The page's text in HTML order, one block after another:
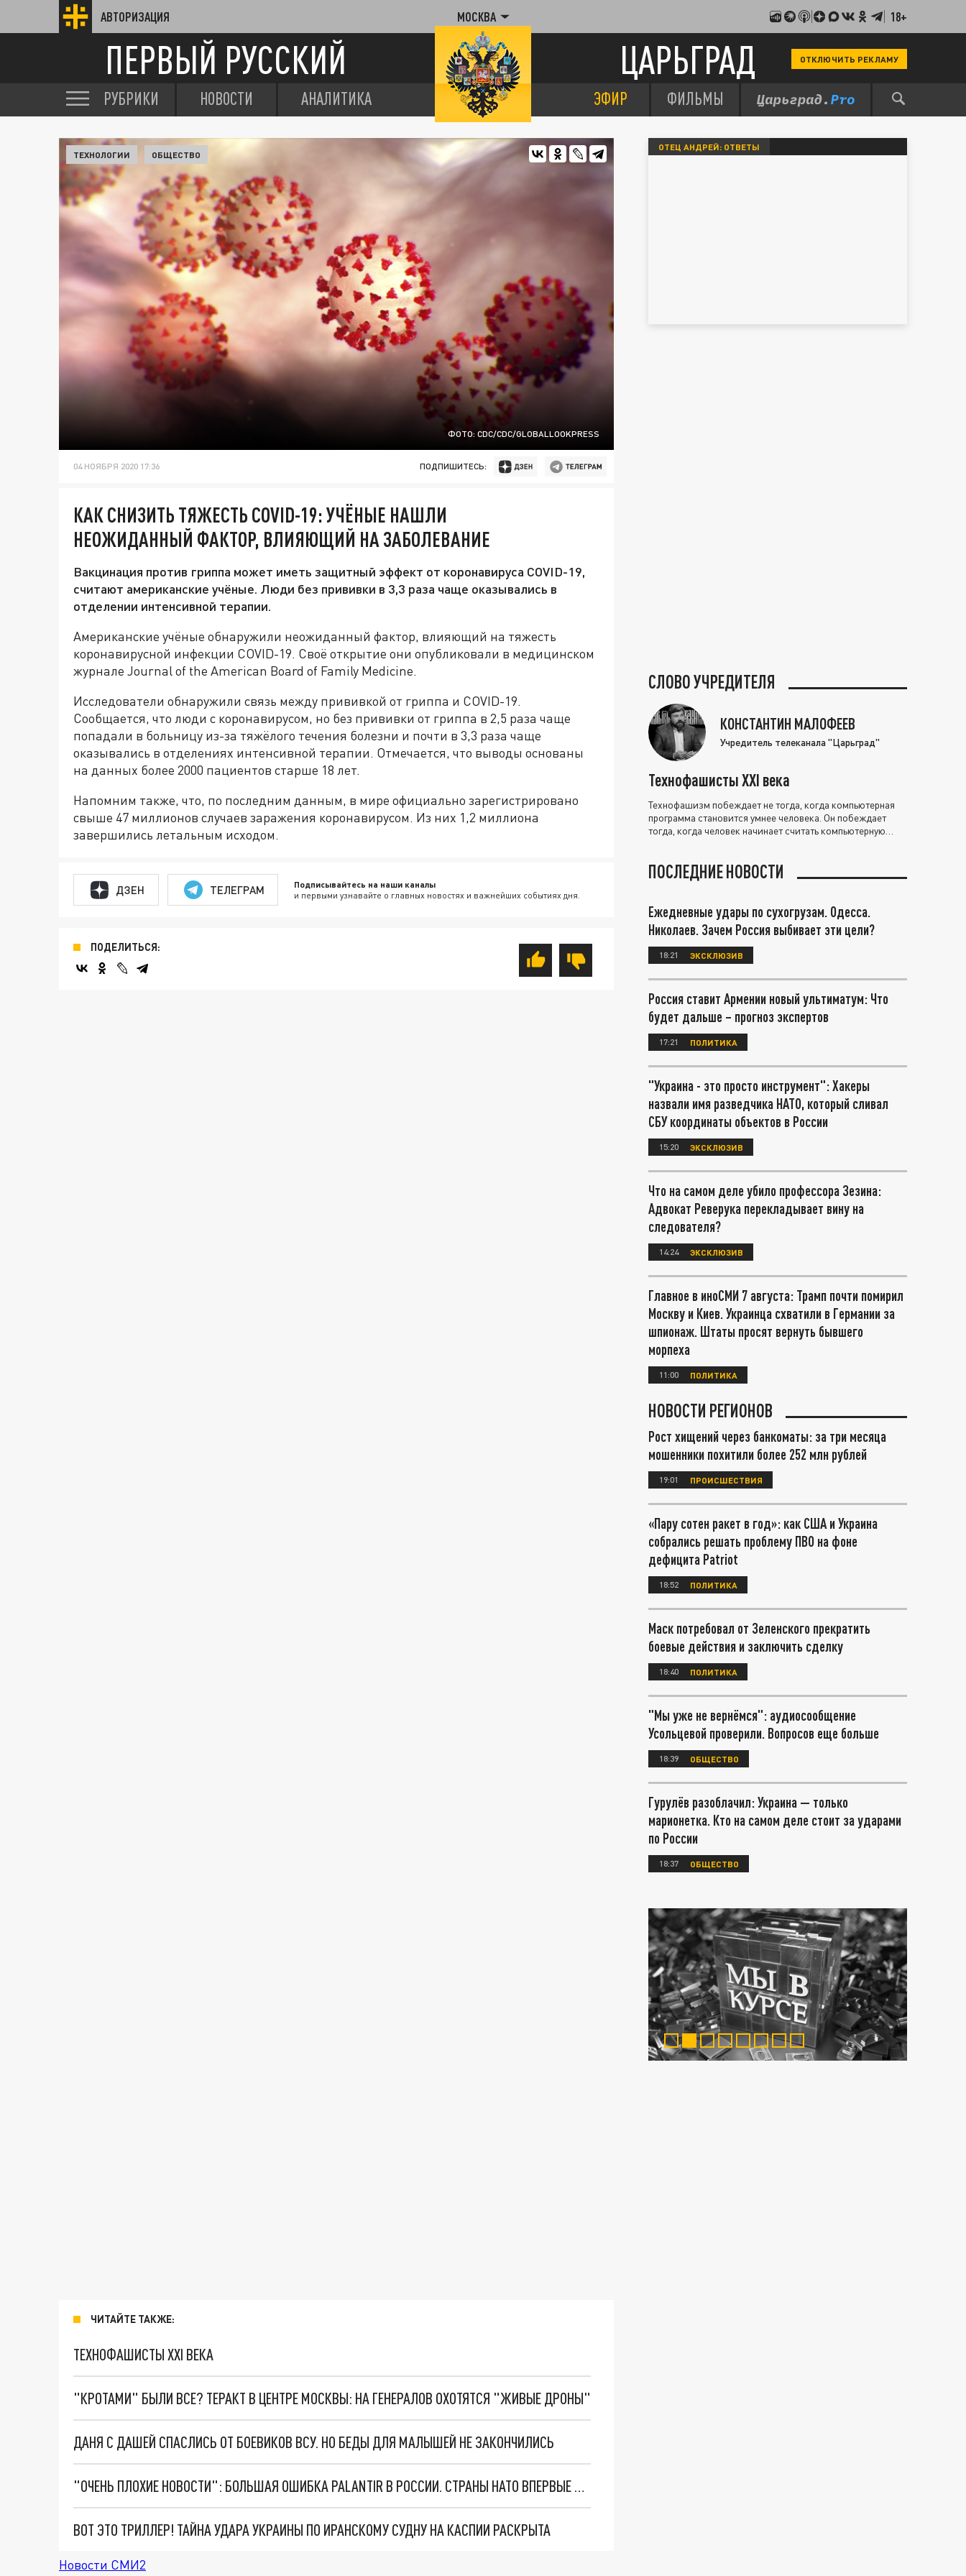
АВТОРИЗАЦИЯ МОСКВА 18+
ПЕРВЫЙ РУССКИЙ ЦАРЬГРАД ОТКЛЮЧИТЬ РЕКЛАМУ
РУБРИКИ НОВОСТИ АНАЛИТИКА ЭФИР ФИЛЬМЫ
ФОТО: CDC/CDC/GLOBALLOOKPRESS
ТЕХНОЛОГИИ ОБЩЕСТВО
04 НОЯБРЯ 2020 17:36 ПОДПИШИТЕСЬ:
КАК СНИЗИТЬ ТЯЖЕСТЬ COVID-19: УЧЁНЫЕ НАШЛИ
НЕОЖИДАННЫЙ ФАКТОР, ВЛИЯЮЩИЙ НА ЗАБОЛЕВАНИЕ
Вакцинация против гриппа может иметь защитный эффект от коронавируса COVID-19,
считают американские учёные. Люди без прививки в 3,3 раза чаще оказывались в
отделении интенсивной терапии.
Американские учёные обнаружили неожиданный фактор, влияющий на тяжесть
коронавирусной инфекции COVID-19. Своё открытие они опубликовали в медицинском
журнале Journal of the American Board of Family Medicine.
Исследователи обнаружили связь между прививкой от гриппа и COVID-19.
Сообщается, что люди с коронавирусом, но без прививки от гриппа в 2,5 раза чаще
попадали в больницу из-за тяжёлого течения болезни и почти в 3,3 раза чаще
оказывались в отделениях интенсивной терапии. Отмечается, что выводы основаны
на данных более 2000 пациентов старше 18 лет.
Напомним также, что, по последним данным, в мире официально зарегистрировано
свыше 47 миллионов случаев заражения коронавирусом. Из них 1,2 миллиона
завершились летальным исходом.
ДЗЕН ТЕЛЕГРАМ Подписывайтесь на наши каналы
и первыми узнавайте о главных новостях и важнейших событиях дня.
ПОДЕЛИТЬСЯ:
ЧИТАЙТЕ ТАКЖЕ:
ТЕХНОФАШИСТЫ XXI ВЕКА
"КРОТАМИ" БЫЛИ ВСЕ? ТЕРАКТ В ЦЕНТРЕ МОСКВЫ: НА ГЕНЕРАЛОВ ОХОТЯТСЯ "ЖИВЫЕ ДРОНЫ"
ДАНЯ С ДАШЕЙ СПАСЛИСЬ ОТ БОЕВИКОВ ВСУ. НО БЕДЫ ДЛЯ МАЛЫШЕЙ НЕ ЗАКОНЧИЛИСЬ
"ОЧЕНЬ ПЛОХИЕ НОВОСТИ": БОЛЬШАЯ ОШИБКА PALANTIR В РОССИИ. СТРАНЫ НАТО ВПЕРВЫЕ ЗА СВО ОСТАНОВИЛИ ПОСТАВКИ ОРУЖИЯ. ВСУ ТЕРЯЮТ ПРИГРАНИЧЬЕ?
ВОТ ЭТО ТРИЛЛЕР! ТАЙНА УДАРА УКРАИНЫ ПО ИРАНСКОМУ СУДНУ НА КАСПИИ РАСКРЫТА
Новости СМИ2
ОТЕЦ АНДРЕЙ: ОТВЕТЫ
СЛОВО УЧРЕДИТЕЛЯ
КОНСТАНТИН МАЛОФЕЕВ
Учредитель телеканала "Царьград"
Технофашисты XXI века
Технофашизм побеждает не тогда, когда компьютерная
программа становится умнее человека. Он побеждает
тогда, когда человек начинает считать компьютерную
ПОСЛЕДНИЕ НОВОСТИ
Ежедневные удары по сухогрузам. Одесса.
Николаев. Зачем Россия выбивает эти цели?
18:21 ЭКСКЛЮЗИВ
Россия ставит Армении новый ультиматум: Что
будет дальше – прогноз экспертов
17:21 ПОЛИТИКА
"Украина - это просто инструмент": Хакеры
назвали имя разведчика НАТО, который сливал
СБУ координаты объектов в России
15:20 ЭКСКЛЮЗИВ
Что на самом деле убило профессора Зезина:
Адвокат Реверука перекладывает вину на
следователя?
14:24 ЭКСКЛЮЗИВ
Главное в иноСМИ 7 августа: Трамп почти помирил
Москву и Киев. Украинца схватили в Германии за
шпионаж. Штаты просят вернуть бывшего
морпеха
11:00 ПОЛИТИКА
НОВОСТИ РЕГИОНОВ
Рост хищений через банкоматы: за три месяца
мошенники похитили более 252 млн рублей
19:01 ПРОИСШЕСТВИЯ
«Пару сотен ракет в год»: как США и Украина
собрались решать проблему ПВО на фоне
дефицита Patriot
18:52 ПОЛИТИКА
Маск потребовал от Зеленского прекратить
боевые действия и заключить сделку
18:40 ПОЛИТИКА
"Мы уже не вернёмся": аудиосообщение
Усольцевой проверили. Вопросов еще больше
18:39 ОБЩЕСТВО
Гурулёв разоблачил: Украина — только
марионетка. Кто на самом деле стоит за ударами
по России
18:37 ОБЩЕСТВО